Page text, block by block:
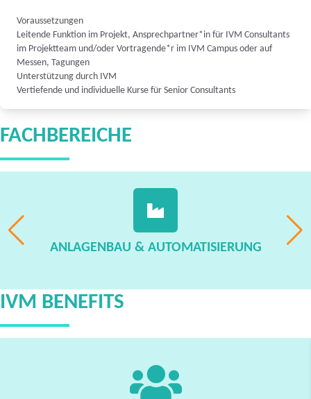
Voraussetzungen
Leitende Funktion im Projekt, Ansprechpartner*in für IVM Consultants
im Projektteam und/oder Vortragende*r im IVM Campus oder auf
Messen, Tagungen
Unterstützung durch IVM
Vertiefende und individuelle Kurse für Senior Consultants
FACHBEREICHE
ANLAGENBAU & AUTOMATISIERUNG
IVM BENEFITS